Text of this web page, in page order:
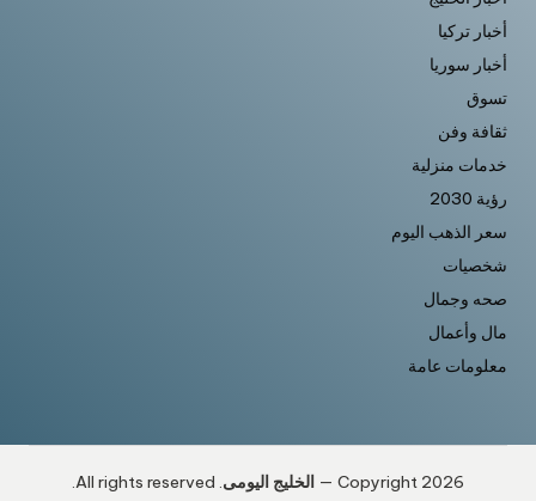
أخبار تركيا
أخبار سوريا
تسوق
ثقافة وفن
خدمات منزلية
رؤية 2030
سعر الذهب اليوم
شخصيات
صحه وجمال
مال وأعمال
معلومات عامة
Copyright 2026 — الخليج اليومى. All rights reserved.